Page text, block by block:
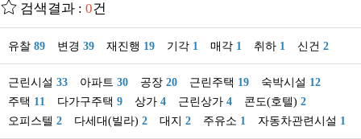
검색결과 : 0건
유찰 89 변경 39 재진행 19 기각 1 매각 1 취하 1 신건 2
근린시설 33 아파트 30 공장 20 근린주택 19 숙박시설 12
주택 11 다가구주택 9 상가 4 근린상가 4 콘도(호텔) 2
오피스텔 2 다세대(빌라) 2 대지 2 주유소 1 자동차관련시설 1